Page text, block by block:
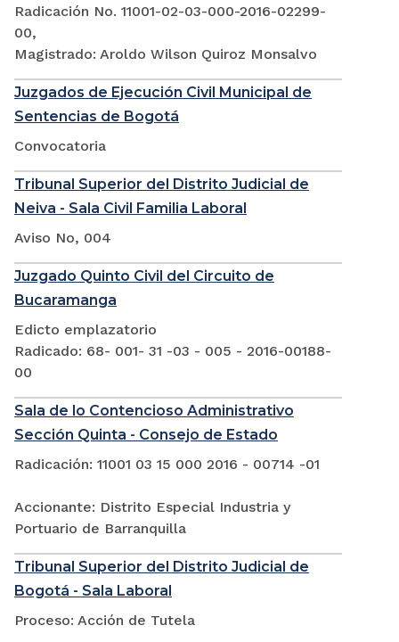
Radicación No. 11001-02-03-000-2016-02299-
00,
Magistrado: Aroldo Wilson Quiroz Monsalvo
Juzgados de Ejecución Civil Municipal de
Sentencias de Bogotá
Convocatoria
Tribunal Superior del Distrito Judicial de
Neiva - Sala Civil Familia Laboral
Aviso No, 004
Juzgado Quinto Civil del Circuito de
Bucaramanga
Edicto emplazatorio
Radicado: 68- 001- 31 -03 - 005 - 2016-00188-
00
Sala de lo Contencioso Administrativo
Sección Quinta - Consejo de Estado
Radicación: 11001 03 15 000 2016 - 00714 -01
Accionante: Distrito Especial Industria y
Portuario de Barranquilla
Tribunal Superior del Distrito Judicial de
Bogotá - Sala Laboral
Proceso: Acción de Tutela